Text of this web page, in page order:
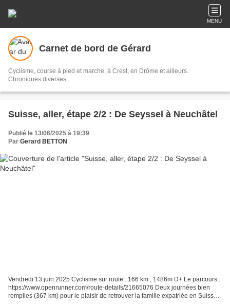
MENU
Carnet de bord de Gérard
Cyclisme, course à pied et marche, à Crest, en Drôme et ailleurs.
Chroniques diverses.
Suisse, aller, étape 2/2 : De Seyssel à Neuchâtel
Publié le 13/06/2025 à 19:39
Par Gerard BETTON
Vendredi 13 juin 2025 Cyclisme sur route : 166 km , 1486m D+ Le parcours :
https://www.openrunner.com/route-details/21665076 Deux journées bien
remplies (367 km) pour le plaisir de retrouver la famille expatriée en Suisse.